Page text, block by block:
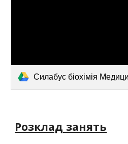
Силабус біохімія
Розклад занять